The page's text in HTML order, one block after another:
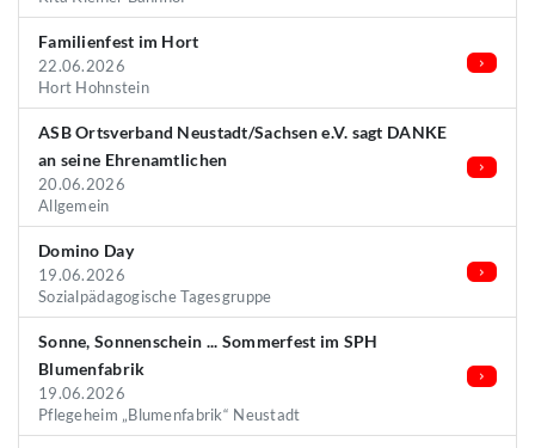
Familienfest im Hort
22.06.2026
Hort Hohnstein
ASB Ortsverband Neustadt/Sachsen e.V. sagt DANKE
an seine Ehrenamtlichen
20.06.2026
Allgemein
Domino Day
19.06.2026
Sozialpädagogische Tagesgruppe
Sonne, Sonnenschein ... Sommerfest im SPH
Blumenfabrik
19.06.2026
Pflegeheim „Blumenfabrik“ Neustadt